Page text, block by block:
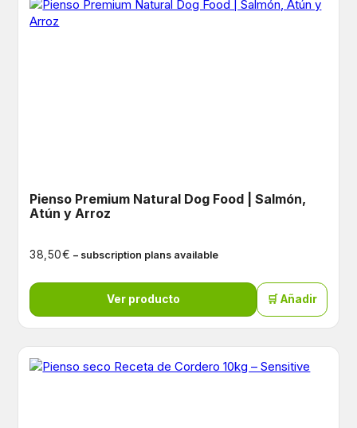
Pienso Premium Natural Dog Food | Salmón,
Atún y Arroz
38,50€ – subscription plans available
Ver producto 🛒 Añadir